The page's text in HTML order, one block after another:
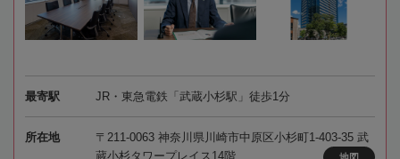
最寄駅 JR・東急電鉄「武蔵小杉駅」徒歩1分
所在地
〒211-0063 神奈川県川崎市中原区小杉町1-403-35 武
蔵小杉タワープレイス14階